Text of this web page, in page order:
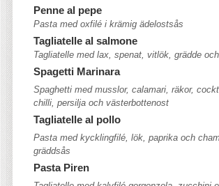
Penne al pepe
Pasta med oxfilé i krämig ädelostsås
Tagliatelle al salmone
Tagliatelle med lax, spenat, vitlök, grädde
Spagetti Marinara
Spaghetti med musslor, calamari, räkor,
chilli, persilja och västerbottenost
Tagliatelle al pollo
Pasta med kycklingfilé, lök, paprika och
gräddsås
Pasta Piren